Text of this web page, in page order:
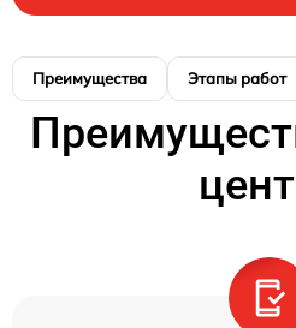
Преимущества Этапы работ